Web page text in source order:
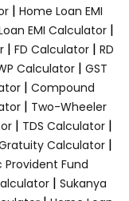
| Home Loan EMI
EMI Calculator |
| FD Calculator | RD
Calculator | GST
| Compound
| Two-Wheeler
| TDS Calculator|
Calculator|
Provident Fund
| Sukanya